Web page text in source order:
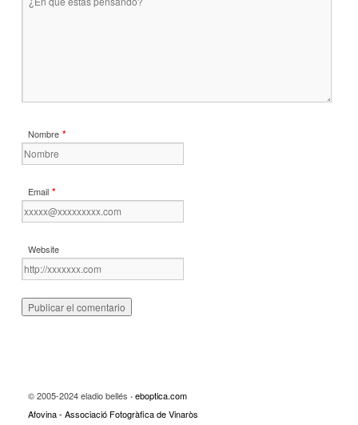
Nombre *
Email *
Website
© 2005-2024 eladio bellés · eboptica.com
Afovina - Associació Fotogràfica de Vinaròs